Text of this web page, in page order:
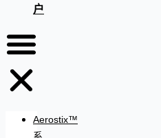
户
Aerostix™
系